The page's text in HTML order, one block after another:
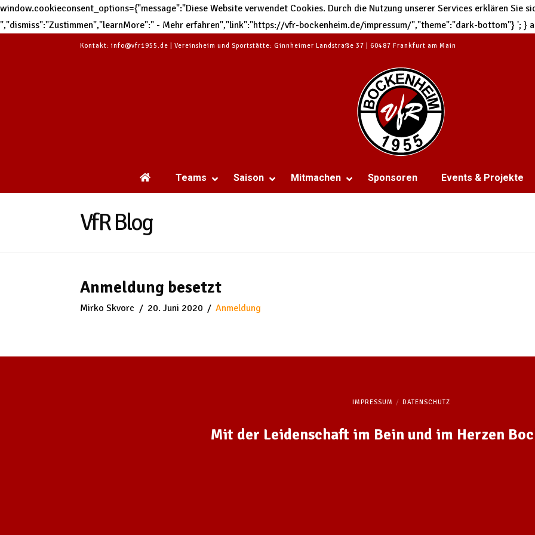
window.cookieconsent_options={"message":"Diese Website verwendet Cookies. Durch die Nutzung unserer Services erklären Sie
","dismiss":"Zustimmen","learnMore":" - Mehr erfahren","link":"https://vfr-bockenheim.de/impressum/","theme":"dark-bottom"} '; }
Kontakt: info@vfr1955.de | Vereinsheim und Sportstätte: Ginnheimer Landstraße 37 | 60487 Frankfurt am Main
Teams Saison Mitmachen Sponsoren Events & Projekte
VfR Blog
Anmeldung besetzt
Mirko Skvorc 20. Juni 2020 Anmeldung
IMPRESSUM DATENSCHUTZ
Mit der Leidenschaft im Bein und im Herzen